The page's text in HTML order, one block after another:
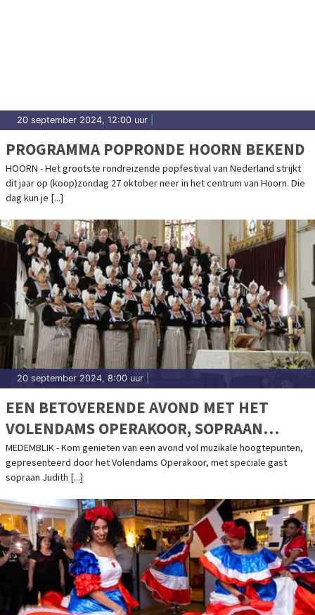
20 september 2024, 12:00 uur
PROGRAMMA POPRONDE HOORN BEKEND
HOORN - Het grootste rondreizende popfestival van Nederland strijkt
dit jaar op (koop)zondag 27 oktober neer in het centrum van Hoorn. Die
dag kun je [...]
20 september 2024, 8:00 uur
EEN BETOVERENDE AVOND MET HET
VOLENDAMS OPERAKOOR, SOPRAAN
JUDITH WEUSTEN EN PIANIST RAMON
VAN ENGELHOVEN IN DE
MEDEMBLIK - Kom genieten van een avond vol muzikale hoogtepunten,
gepresenteerd door het Volendams Operakoor, met speciale gast
sopraan Judith [...]